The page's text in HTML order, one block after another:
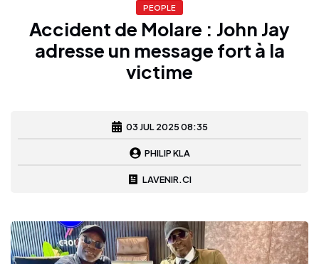
PEOPLE
Accident de Molare : John Jay
adresse un message fort à la
victime
03 JUL 2025 08:35
PHILIP KLA
LAVENIR.CI